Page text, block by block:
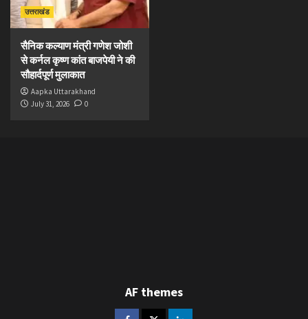
उत्तराखंड
सैनिक कल्याण मंत्री गणेश जोशी
से कर्नल कृष्ण कांत बाजपेयी ने की
सौहार्दपूर्ण मुलाकात
Aapka Uttarakhand
July 31, 2026
0
AF themes